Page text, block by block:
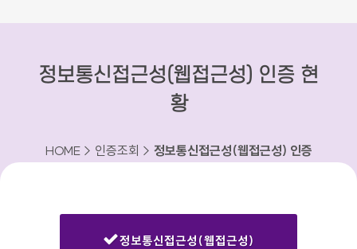
정보통신접근성(웹접근성) 인증 현
황
HOME > 인증조회 > 정보통신접근성(웹접근성) 인증
정보통신접근성(웹접근성)